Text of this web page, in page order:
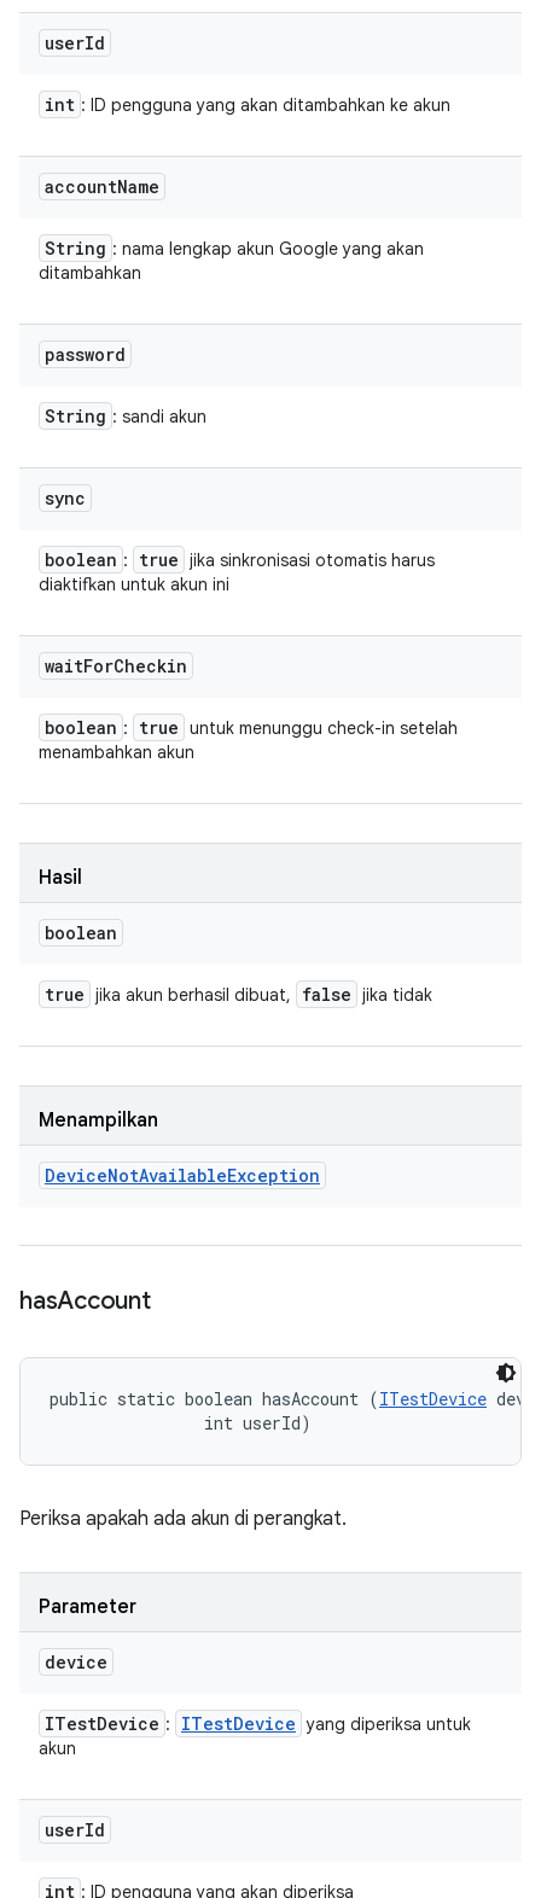
userId
int : ID pengguna yang akan ditambahkan ke akun
accountName
String : nama lengkap akun Google yang akan
ditambahkan
password
String : sandi akun
sync
boolean : true jika sinkronisasi otomatis harus
diaktifkan untuk akun ini
waitForCheckin
boolean : true untuk menunggu check-in setelah
menambahkan akun
Hasil
boolean
true jika akun berhasil dibuat, false jika tidak
Menampilkan
DeviceNotAvailableException
hasAccount
public static boolean hasAccount (ITestDevice
                int userId)
Periksa apakah ada akun di perangkat.
Parameter
device
ITestDevice : ITestDevice yang diperiksa untuk
akun
userId
int : ID pengguna yang akan diperiksa